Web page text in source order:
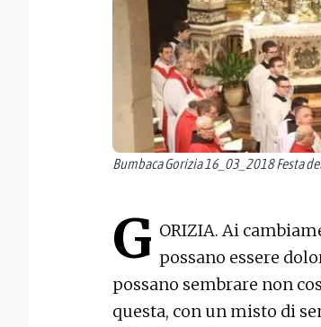
Bumbaca Gorizia 16_03_2018 Festa
G ORIZIA. Ai
possano essere
possano sembrare non
questa, con un misto di